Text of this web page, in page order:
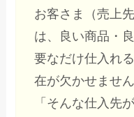
お客さま（売上
は、良い商品・
要なだけ仕入れ
在が欠かせません
「そんな仕入先